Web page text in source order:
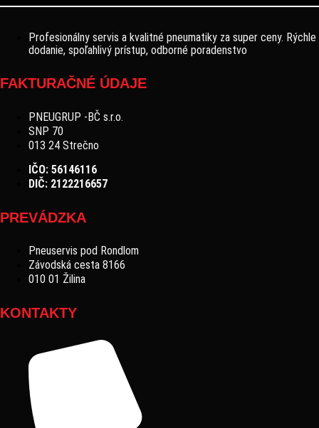
Profesionálny servis a kvalitné pneumatiky za super ceny. Rýchle
dodanie, spoľahlivý prístup, odborné poradenstvo
FAKTURAČNÉ ÚDAJE
PNEUGRUP -BČ s.r.o.
SNP 70
013 24 Strečno
IČO: 56146116
DIČ: 2122216657
PREVÁDZKA
Pneuservis pod Rondlom
Závodská cesta 8166
010 01 Žilina
KONTAKTY